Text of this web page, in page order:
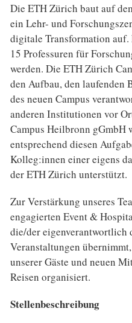
Die ETH Zürich baut auf
ein Lehr- und
digitale Transformation
15 Professuren für
werden. Die ETH Zürich
den Aufbau, den laufenden
des neuen Campus
anderen Institutionen vor
Campus Heilbronn gGmbH
entsprechend diesen
Kolleg:innen einer eigens
der ETH Zürich unterstützt.
Zur Verstärkung unseres
engagierten Event &
die/der eigenverantwortlich
Veranstaltungen
unserer Gäste und neuen
Reisen organisiert.
Stellenbeschreibung